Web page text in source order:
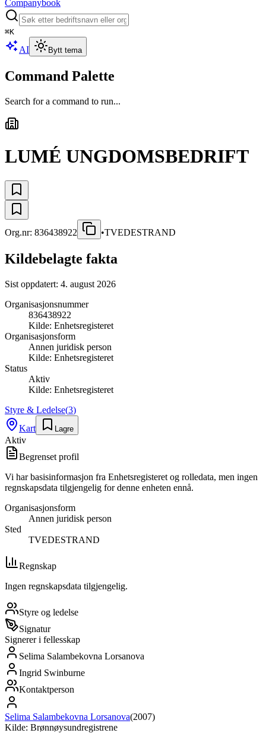
Companybook
⌘K
AI Bytt tema
Command Palette
Search for a command to run...
LUMÉ UNGDOMSBEDRIFT
Org.nr: 836438922 •TVEDESTRAND
Kildebelagte fakta
Sist oppdatert: 4. august 2026
Organisasjonsnummer
836438922
Kilde: Enhetsregisteret
Organisasjonsform
Annen juridisk person
Kilde: Enhetsregisteret
Status
Aktiv
Kilde: Enhetsregisteret
Styre & Ledelse(3)
Kart
Lagre
Aktiv
Begrenset profil
Vi har basisinformasjon fra Enhetsregisteret og rolledata, men ingen
regnskapsdata tilgjengelig for denne enheten ennå.
Organisasjonsform
Annen juridisk person
Sted
TVEDESTRAND
Regnskap
Ingen regnskapsdata tilgjengelig.
Styre og ledelse
Signatur
Signerer i fellesskap
Selima Salambekovna Lorsanova
Ingrid Swinburne
Kontaktperson
Selima Salambekovna Lorsanova(2007)
Kilde: Brønnøysundregistrene